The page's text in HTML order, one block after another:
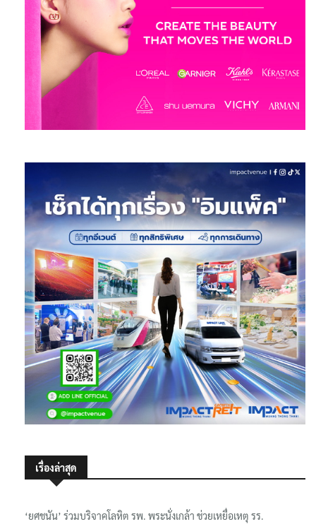
เรื่องล่าสุด
‘ยศชนัน’ ร่วมบริจาคโลหิต รพ. พระนั่งเกล้า ช่วยเหยื่อเหตุ รร.